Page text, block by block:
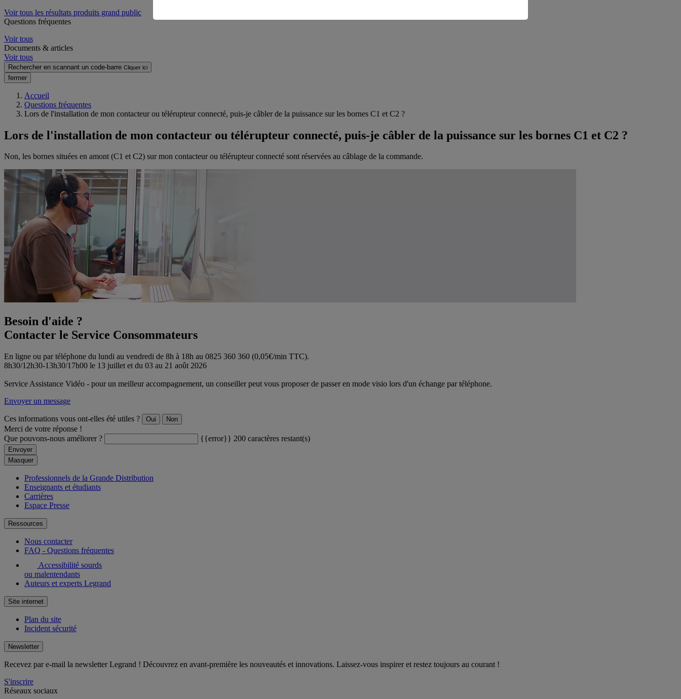
Voir tous les résultats produits grand public
Questions fréquentes
Voir tous
Documents & articles
Voir tous
Rechercher en scannant un code-barre Cliquer ici
fermer
Accueil
Questions fréquentes
Lors de l'installation de mon contacteur ou télérupteur connecté, puis-je câbler de la puissance sur les bornes C1 et C2 ?
Lors de l'installation de mon contacteur ou télérupteur connecté, puis-je câbler de la puissance sur les bornes C1 et C2 ?
Non, les bornes situées en amont (C1 et C2) sur mon contacteur ou télérupteur connecté sont réservées au câblage de la commande.
Besoin d'aide ?
Contacter le Service Consommateurs
En ligne ou par téléphone du lundi au vendredi de 8h à 18h au 0825 360 360 (0,05€/min TTC).
8h30/12h30-13h30/17h00 le 13 juillet et du 03 au 21 août 2026
Service Assistance Vidéo - pour un meilleur accompagnement, un conseiller peut vous proposer de passer en mode visio lors d'un échange par téléphone.
Envoyer un message
Ces informations vous ont-elles été utiles ? Oui Non
Merci de votre réponse !
Que pouvons-nous améliorer ?
{{error}} 200 caractères restant(s)
Envoyer
Masquer
Professionnels de la Grande Distribution
Enseignants et étudiants
Carrières
Espace Presse
Ressources
Nous contacter
FAQ - Questions fréquentes
Accessibilité sourds
ou malentendants
Auteurs et experts Legrand
Site internet
Plan du site
Incident sécurité
Newsletter
Recevez par e-mail la newsletter Legrand ! Découvrez en avant-première les nouveautés et innovations. Laissez-vous inspirer et restez toujours au courant !
S'inscrire
Réseaux sociaux